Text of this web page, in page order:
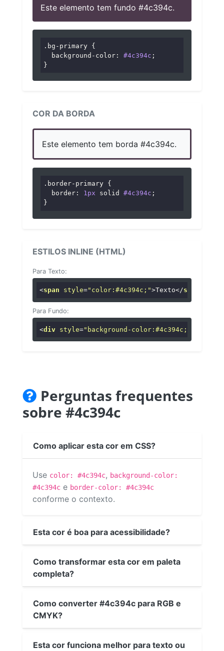
Este elemento tem fundo #4c394c.
.bg-primary {
background-color : #4c394c ;
}
COR DA BORDA
Este elemento tem borda #4c394c.
.border-primary {
border : 1px solid #4c394c ;
}
ESTILOS INLINE (HTML)
Para Texto:
<span style="color:#4c394c;">Texto</span
Para Fundo:
<div style="background-color:#4c394c;"
Perguntas frequentes
sobre #4c394c
Como aplicar esta cor em CSS?
Use color: #4c394c, background-color:
#4c394c e border-color: #4c394c
conforme o contexto.
Esta cor é boa para acessibilidade?
Como transformar esta cor em paleta
completa?
Como converter #4c394c para RGB e
CMYK?
Esta cor funciona melhor para texto ou